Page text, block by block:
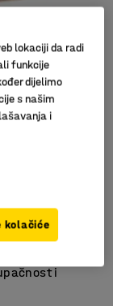
i
lokaciji da radi
funkcije
dijelimo
s našim
i
kolačiće